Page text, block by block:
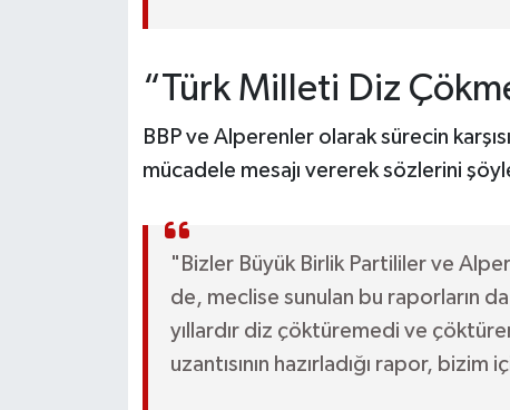
“Türk Milleti Diz
BBP ve Alperenler olarak sürecin
mücadele mesajı vererek sözlerini
"Bizler Büyük Birlik Partililer ve
de, meclise sunulan bu raporların
yıllardır diz çöktüremedi ve
uzantısının hazırladığı rapor, bizim